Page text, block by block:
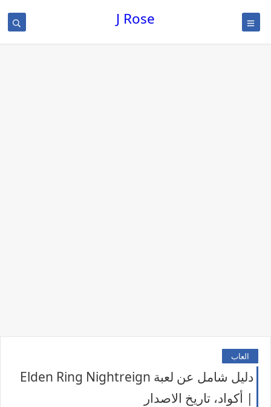
J Rose
العاب
دليل شامل عن لعبة Elden Ring Nightreign
| أكواد، تاريخ الاصدار